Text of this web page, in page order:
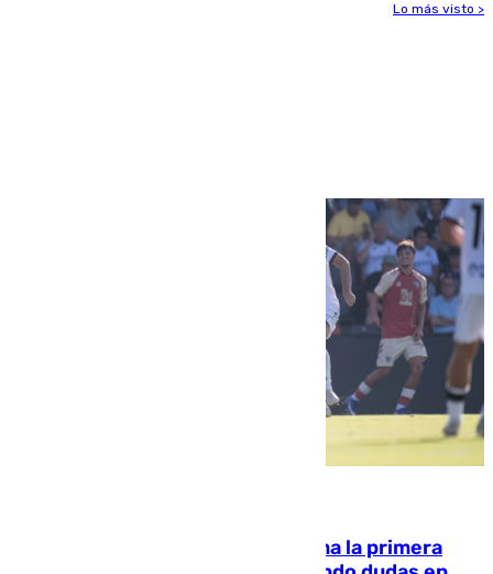
Lo más visto >
El Málaga cae ante el Ceuta y suma la primera